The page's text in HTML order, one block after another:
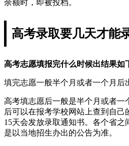
余额时，即被投档。
高考录取要几天才能
高考志愿填报完什么时候出结果如
填完志愿一般半个月或者一个月后
高考填志愿后一般是半个月或者一
后可以在报考学校网站上查到自己
15天会发放录取通知书。各个省
是以当地招生办出的公告为准。